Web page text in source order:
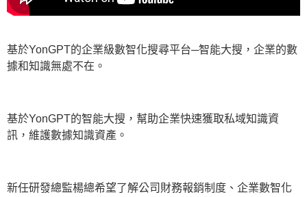
基於YonGPT的企業級數智化搜尋平台─智能大搜，企業的數
據和知識無處不在。
基於YonGPT的智能大搜，幫助企業快速獲取私域知識資
訊，維護數據知識資產。
新任研發總監楊總希望了解公司財務報銷制度、企業數智化